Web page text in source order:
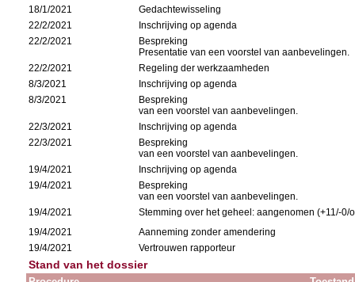
18/1/2021
Gedachtewisseling
22/2/2021
Inschrijving op agenda
22/2/2021
Bespreking
Presentatie van een voorstel van aanbevelingen.
22/2/2021
Regeling der werkzaamheden
8/3/2021
Inschrijving op agenda
8/3/2021
Bespreking
van een voorstel van aanbevelingen.
22/3/2021
Inschrijving op agenda
22/3/2021
Bespreking
van een voorstel van aanbevelingen.
19/4/2021
Inschrijving op agenda
19/4/2021
Bespreking
van een voorstel van aanbevelingen.
19/4/2021
Stemming over het geheel: aangenomen (+11/-0/
19/4/2021
Aanneming zonder amendering
19/4/2021
Vertrouwen rapporteur
Stand van het dossier